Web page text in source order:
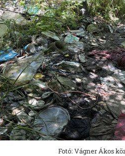
Fotó: Vágner Ákos